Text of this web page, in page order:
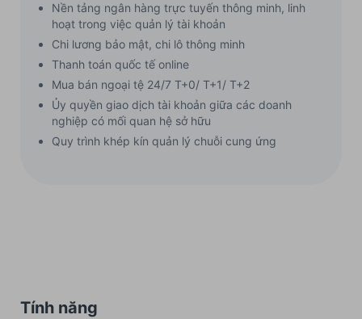
Nền tảng ngân hàng trực tuyến thông minh, linh
hoạt trong việc quản lý tài khoản
Chi lương bảo mật, chi lô thông minh
Thanh toán quốc tế online
Mua bán ngoại tệ 24/7 T+0/ T+1/ T+2
Ủy quyền giao dịch tài khoản giữa các doanh
nghiệp có mối quan hệ sở hữu
Quy trình khép kín quản lý chuỗi cung ứng
Tính năng